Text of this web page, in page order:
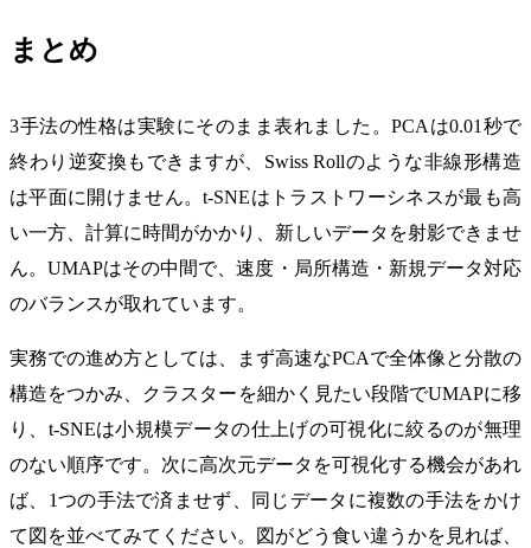
まとめ
3手法の性格は実験にそのまま表れました。PCAは0.01秒で
終わり逆変換もできますが、Swiss Rollのような非線形構造
は平面に開けません。t-SNEはトラストワーシネスが最も高
い一方、計算に時間がかかり、新しいデータを射影できませ
ん。UMAPはその中間で、速度・局所構造・新規データ対応
のバランスが取れています。
実務での進め方としては、まず高速なPCAで全体像と分散の
構造をつかみ、クラスターを細かく見たい段階でUMAPに移
り、t-SNEは小規模データの仕上げの可視化に絞るのが無理
のない順序です。次に高次元データを可視化する機会があれ
ば、1つの手法で済ませず、同じデータに複数の手法をかけ
て図を並べてみてください。図がどう食い違うかを見れば、